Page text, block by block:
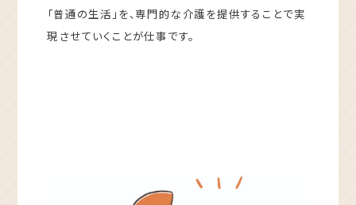
「普通の生活」を、専門的な介護を提供することで実
現させていくことが仕事です。